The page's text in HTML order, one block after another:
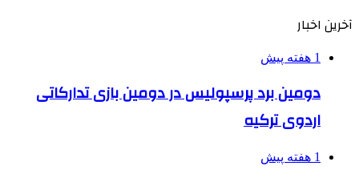
آخرین اخبار
1 هفته پیش
دومین برد پرسپولیس در دومین بازی تدارکاتی
اردوی ترکیه
1 هفته پیش